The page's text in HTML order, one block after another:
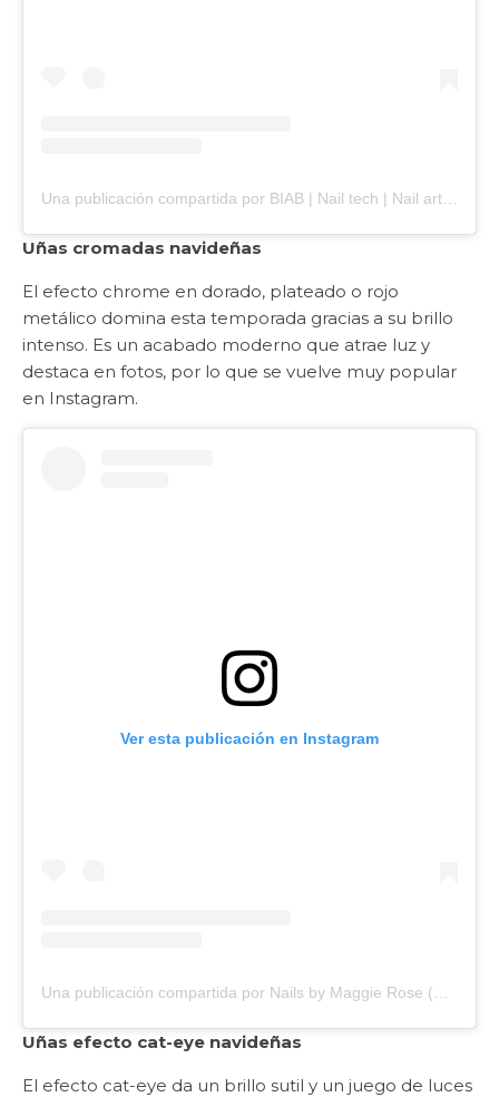
Una publicación compartida por BIAB | Nail tech | Nail art | Nails South Wales (@mani.bykb)
Uñas cromadas navideñas
El efecto chrome en dorado, plateado o rojo
metálico domina esta temporada gracias a su brillo
intenso. Es un acabado moderno que atrae luz y
destaca en fotos, por lo que se vuelve muy popular
en Instagram.
Ver esta publicación en Instagram
Uñas efecto cat-eye navideñas
El efecto cat-eye da un brillo sutil y un juego de luces